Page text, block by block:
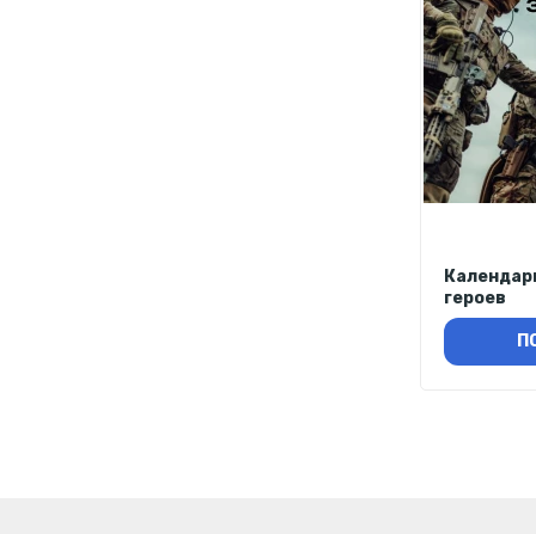
героев